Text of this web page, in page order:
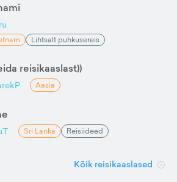
Lihtsalt puhkusereis
reisikaaslast))
Aasia
Sri Lanka Reisiideed
Kõik reisikaaslased